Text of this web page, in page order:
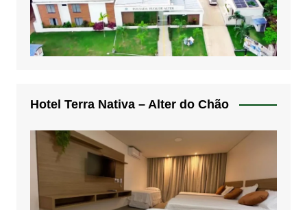
Hotel Terra Nativa – Alter do Chão